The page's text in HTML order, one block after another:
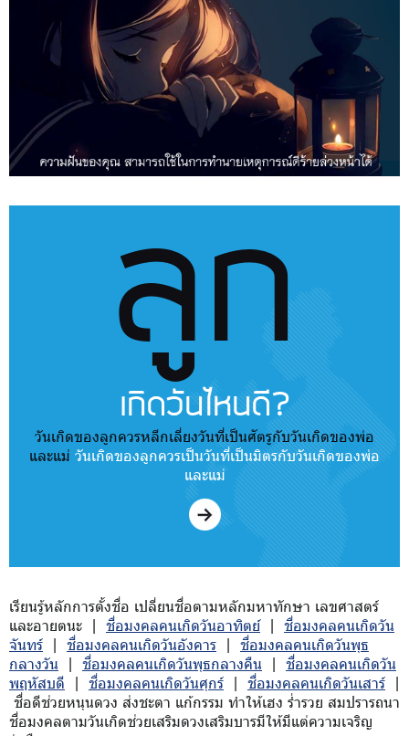
ลูก
เกิดวันไหนดี?
วันเกิดของลูกควรหลีกเลี่ยงวันที่เป็นศัตรูกับวันเกิดของพ่อ
และแม่ วันเกิดของลูกควรเป็นวันที่เป็นมิตรกับวันเกิดของพ่อ
และแม่
เรียนรู้หลักการตั้งชื่อ เปลี่ยนชื่อตามหลักมหาทักษา เลขศาสตร์
และอายตนะ | ชื่อมงคลคนเกิดวันอาทิตย์| ชื่อมงคลคนเกิดวัน
จันทร์ | ชื่อมงคลคนเกิดวันอังคาร | ชื่อมงคลคนเกิดวันพุธ
กลางวัน | ชื่อมงคลคนเกิดวันพุธกลางคืน | ชื่อมงคลคนเกิดวัน
พฤหัสบดี | ชื่อมงคลคนเกิดวันศุกร์ | ชื่อมงคลคนเกิดวันเสาร์ |
ชื่อดีช่วยหนุนดวง ส่งชะตา แก้กรรม ทำให้เฮง ร่ำรวย สมปรารถนา
ชื่อมงคลตามวันเกิดช่วยเสริมดวงเสริมบารมีให้มีแต่ความเจริญ